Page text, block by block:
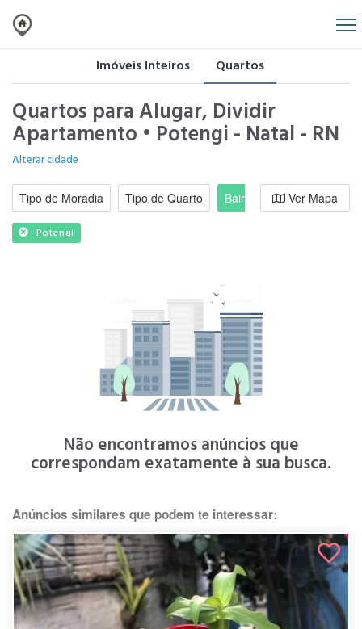
Imóveis Inteiros Quartos
Quartos para Alugar, Dividir
Apartamento • Potengi - Natal - RN
Alterar cidade
Tipo de Moradia Tipo de Quarto Bairro / RegiãoVer Mapa
Potengi
Não encontramos anúncios que
correspondam exatamente à sua busca.
Anúncios similares que podem te interessar: